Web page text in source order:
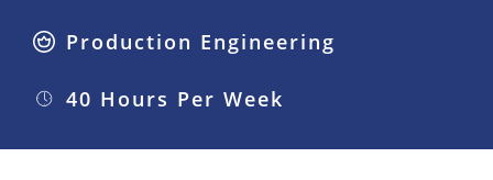
Production Engineering
40 Hours Per Week